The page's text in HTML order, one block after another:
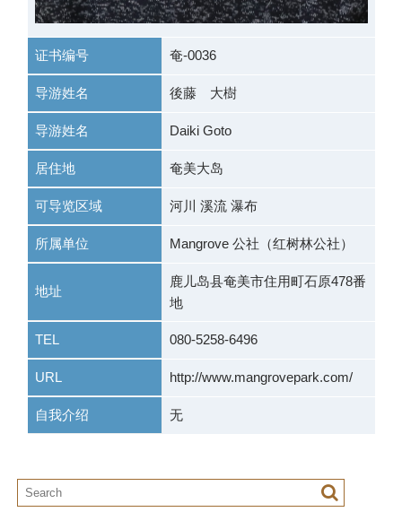
证书编号 奄-0036
导游姓名 後藤 大樹
导游姓名 Daiki Goto
居住地 奄美大岛
可导览区域 河川 溪流 瀑布
所属单位 Mangrove 公社（红树林公社）
地址
鹿儿岛县奄美市住用町石原478番
地
TEL 080-5258-6496
URL http://www.mangrovepark.com/
自我介绍 无